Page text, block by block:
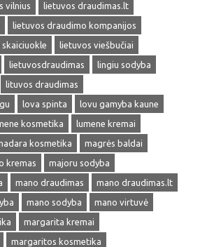
vilnius
lietuvos draudimas.lt
lietuvos draudimo kompanijos
lietuvos viešbučiai
lietuvosdraudimas
lingiu sodyba
lituvos draudimas
lova spinta
lovu gamyba kaune
kosmetika
lumene kremai
kosmetika
magrės baldai
kremas
majoru sodyba
mano draudimas
mano draudimas.lt
mano sodyba
mano virtuvė
margarita kremai
margaritos kosmetika